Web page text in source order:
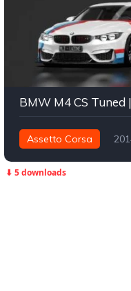
BMW M4 CS Tuned
Assetto Corsa
⬇ 5 downloads